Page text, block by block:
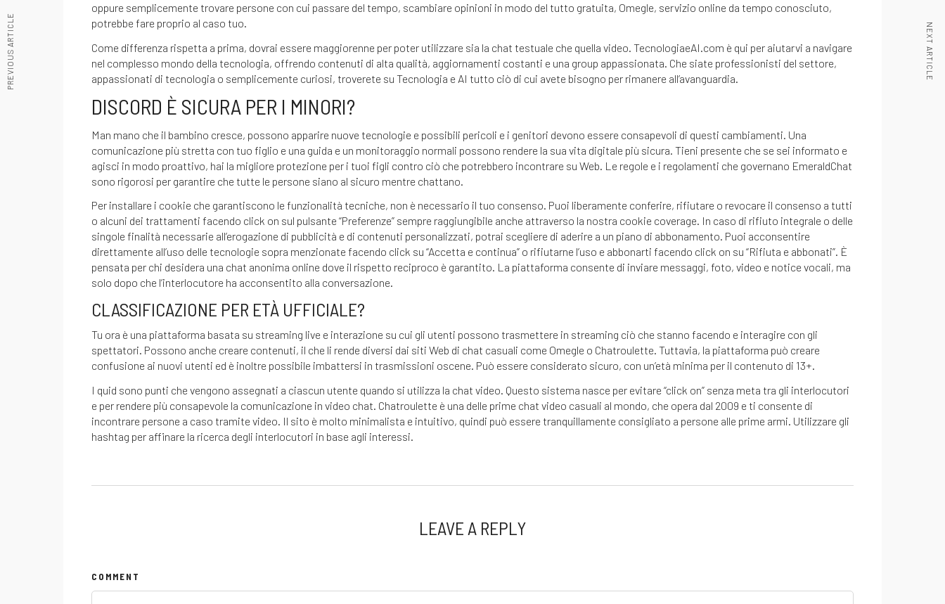
oppure semplicemente trovare persone con cui passare del tempo, scambiare opinioni in modo del tutto gratuita, Omegle, servizio online da tempo conosciuto,
potrebbe fare proprio al caso tuo.
Come differenza rispetta a prima, dovrai essere maggiorenne per poter utilizzare sia la chat testuale che quella video. TecnologiaeAI.com è qui per aiutarvi a navigare
nel complesso mondo della tecnologia, offrendo contenuti di alta qualità, aggiornamenti costanti e una group appassionata. Che siate professionisti del settore,
appassionati di tecnologia o semplicemente curiosi, troverete su Tecnologia e AI tutto ciò di cui avete bisogno per rimanere all’avanguardia.
DISCORD È SICURA PER I MINORI?
Man mano che il bambino cresce, possono apparire nuove tecnologie e possibili pericoli e i genitori devono essere consapevoli di questi cambiamenti. Una
comunicazione più stretta con tuo figlio e una guida e un monitoraggio normali possono rendere la sua vita digitale più sicura. Tieni presente che se sei informato e
agisci in modo proattivo, hai la migliore protezione per i tuoi figli contro ciò che potrebbero incontrare su Web. Le regole e i regolamenti che governano EmeraldChat
sono rigorosi per garantire che tutte le persone siano al sicuro mentre chattano.
Per installare i cookie che garantiscono le funzionalità tecniche, non è necessario il tuo consenso. Puoi liberamente conferire, rifiutare o revocare il consenso a tutti
o alcuni dei trattamenti facendo click on sul pulsante “Preferenze” sempre raggiungibile anche attraverso la nostra cookie coverage. In caso di rifiuto integrale o delle
singole finalità necessarie all’erogazione di pubblicità e di contenuti personalizzati, potrai scegliere di aderire a un piano di abbonamento. Puoi acconsentire
direttamente all’uso delle tecnologie sopra menzionate facendo click su “Accetta e continua” o rifiutarne l’uso e abbonarti facendo click on su “Rifiuta e abbonati”. È
pensata per chi desidera una chat anonima online dove il rispetto reciproco è garantito. La piattaforma consente di inviare messaggi, foto, video e notice vocali, ma
solo dopo che l’interlocutore ha acconsentito alla conversazione.
CLASSIFICAZIONE PER ETÀ UFFICIALE?
Tu ora è una piattaforma basata su streaming live e interazione su cui gli utenti possono trasmettere in streaming ciò che stanno facendo e interagire con gli
spettatori. Possono anche creare contenuti, il che li rende diversi dai siti Web di chat casuali come Omegle o Chatroulette. Tuttavia, la piattaforma può creare
confusione ai nuovi utenti ed è inoltre possibile imbattersi in trasmissioni oscene. Può essere considerato sicuro, con un’età minima per il contenuto di 13+.
I quid sono punti che vengono assegnati a ciascun utente quando si utilizza la chat video. Questo sistema nasce per evitare “click on” senza meta tra gli interlocutori
e per rendere più consapevole la comunicazione in video chat. Chatroulette è una delle prime chat video casuali al mondo, che opera dal 2009 e ti consente di
incontrare persone a caso tramite video. Il sito è molto minimalista e intuitivo, quindi può essere tranquillamente consigliato a persone alle prime armi. Utilizzare gli
hashtag per affinare la ricerca degli interlocutori in base agli interessi.
LEAVE A REPLY
COMMENT
PREVIOUS ARTICLE NEXT ARTICLE